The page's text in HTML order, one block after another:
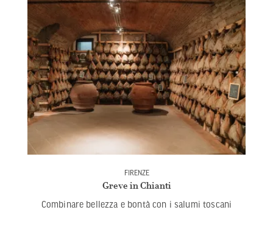
FIRENZE
Greve in Chianti
Combinare bellezza e bontà con i salumi toscani